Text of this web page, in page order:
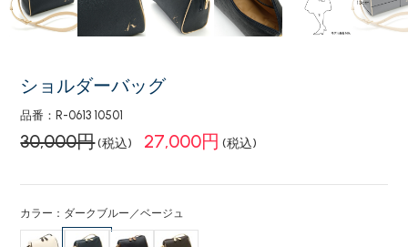
ショルダーバッグ
品番：R-0613 10501
30,000円(税込) 27,000円 (税込)
カラー：ダークブルー／ベージュ